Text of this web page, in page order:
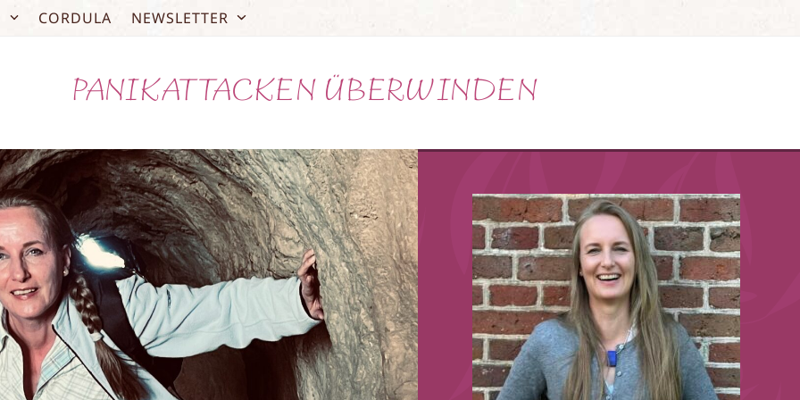
CORDULA NEWSLETTER
PANIKATTACKEN ÜBERWINDEN